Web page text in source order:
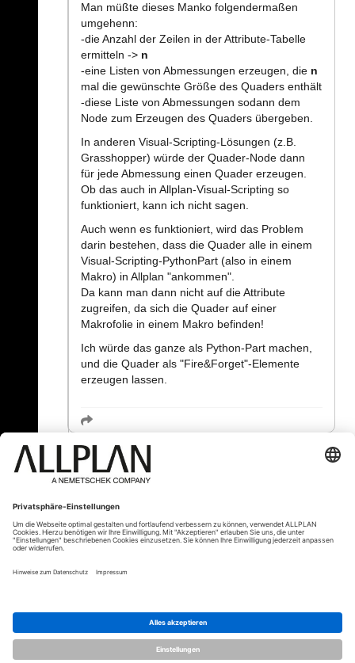
Man müßte dieses Manko folgendermaßen
umgehenn:
-die Anzahl der Zeilen in der Attribute-Tabelle
ermitteln -> n
-eine Listen von Abmessungen erzeugen, die n
mal die gewünschte Größe des Quaders enthält
-diese Liste von Abmessungen sodann dem
Node zum Erzeugen des Quaders übergeben.
In anderen Visual-Scripting-Lösungen (z.B.
Grasshopper) würde der Quader-Node dann
für jede Abmessung einen Quader erzeugen.
Ob das auch in Allplan-Visual-Scripting so
funktioniert, kann ich nicht sagen.
Auch wenn es funktioniert, wird das Problem
darin bestehen, dass die Quader alle in einem
Visual-Scripting-PythonPart (also in einem
Makro) in Allplan "ankommen".
Da kann man dann nicht auf die Attribute
zugreifen, da sich die Quader auf einer
Makrofolie in einem Makro befinden!
Ich würde das ganze als Python-Part machen,
und die Quader als "Fire&Forget"-Elemente
erzeugen lassen.
« Zurück
© ALLPLAN Deutschland GmbH ALLPLAN ist Teil der
Group